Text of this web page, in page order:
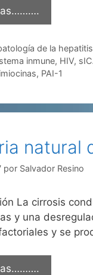
de la
inmune, HIV,
, PAI-1
natural
por Salvador Resino
La cirrosis
y una
y se